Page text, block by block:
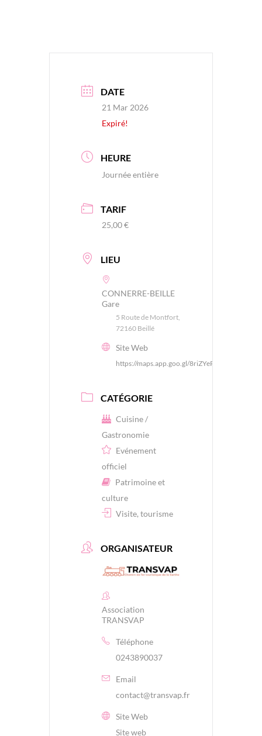
DATE
21 Mar 2026
Expiré!
HEURE
Journée entière
TARIF
25,00 €
LIEU
CONNERRE-BEILLE
Gare
5 Route de Montfort,
72160 Beillé
Site Web
https://maps.app.goo.gl/8riZYePLx3VpgkC46
CATÉGORIE
Cuisine /
Gastronomie
Evénement
officiel
Patrimoine et
culture
Visite, tourisme
ORGANISATEUR
Association
TRANSVAP
Téléphone
0243890037
Email
contact@transvap.fr
Site Web
Site web